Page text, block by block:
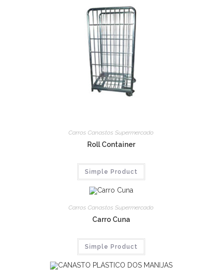
Carros Canastos Supermercado
Roll Container
Simple Product
Carros Canastos Supermercado
Carro Cuna
Simple Product